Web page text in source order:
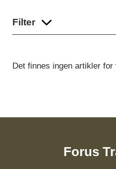
Filter
Det finnes ingen artikler for
Forus